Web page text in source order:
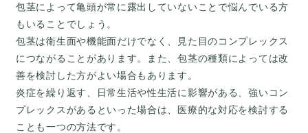
包茎によって亀頭が常に露出していないことで悩んでいる方
もいることでしょう。
包茎は衛生面や機能面だけでなく、見た目のコンプレックス
につながることがあります。また、包茎の種類によっては改
善を検討した方がよい場合もあります。
炎症を繰り返す、日常生活や性生活に影響がある、強いコン
プレックスがあるといった場合は、医療的な対応を検討する
ことも一つの方法です。